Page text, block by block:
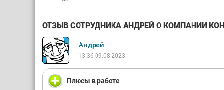
ОТЗЫВ СОТРУДНИКА АНДРЕЙ О КОМПАНИИ
Андрей
13:36 09.08.2023
Плюсы в работе